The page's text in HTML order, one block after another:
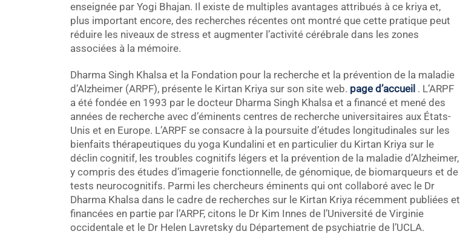
enseignée par Yogi Bhajan. Il existe de multiples avantages attribués à ce kriya et,
plus important encore, des recherches récentes ont montré que cette pratique peut
réduire les niveaux de stress et augmenter l’activité cérébrale dans les zones
associées à la mémoire.
Dharma Singh Khalsa et la Fondation pour la recherche et la prévention de la maladie
d’Alzheimer (ARPF), présente le Kirtan Kriya sur son site web. page d’accueil . L’ARPF
a été fondée en 1993 par le docteur Dharma Singh Khalsa et a financé et mené des
années de recherche avec d’éminents centres de recherche universitaires aux États-
Unis et en Europe. L’ARPF se consacre à la poursuite d’études longitudinales sur les
bienfaits thérapeutiques du yoga Kundalini et en particulier du Kirtan Kriya sur le
déclin cognitif, les troubles cognitifs légers et la prévention de la maladie d’Alzheimer,
y compris des études d’imagerie fonctionnelle, de génomique, de biomarqueurs et de
tests neurocognitifs. Parmi les chercheurs éminents qui ont collaboré avec le Dr
Dharma Khalsa dans le cadre de recherches sur le Kirtan Kriya récemment publiées et
financées en partie par l’ARPF, citons le Dr Kim Innes de l’Université de Virginie
occidentale et le Dr Helen Lavretsky du Département de psychiatrie de l’UCLA.